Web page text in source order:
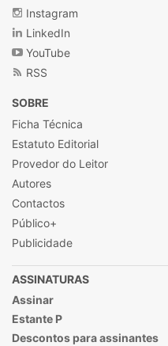
Instagram
LinkedIn
YouTube
RSS
SOBRE
Ficha Técnica
Estatuto Editorial
Provedor do Leitor
Autores
Contactos
Público+
Publicidade
ASSINATURAS
Assinar
Estante P
Descontos para assinantes